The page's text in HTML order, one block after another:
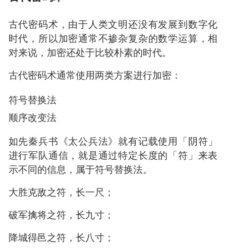
密码，本质就是信息的非标准编码。
密码几乎和人类文明一样悠久。宫闱大内的隐秘
符号、江湖帮派的黑话切口、古书上的不明索
引、耳机里的奇怪电波……无不是为了满足人类隐
古代密码术
古代密码术，由于人类文明还没有发展到数字化
时代，所以加密通常不掺杂复杂的数学运算，相
对来说，加密还处于比较朴素的时代。
古代密码术通常使用两类方案进行加密：
符号替换法